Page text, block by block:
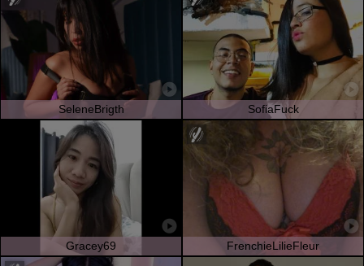
SeleneBrigth SofiaFuck
Gracey69 FrenchieLilieFleur